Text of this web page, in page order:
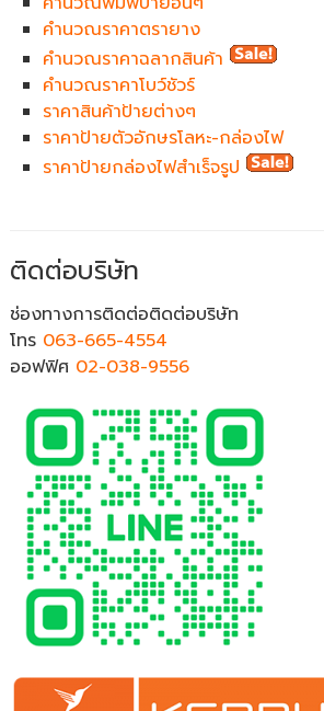
คำนวณราคาตรายาง
คำนวณราคาฉลากสินค้า
คำนวณราคาโบว์ชัวร์
ราคาสินค้าป้ายต่างๆ
ราคาป้ายตัวอักษรโลหะ-กล่องไฟ
ราคาป้ายกล่องไฟสำเร็จรูป
ติดต่อบริษัท
ช่องทางการติดต่อติดต่อบริษัท
โทร 063-665-4554
ออฟฟิศ 02-038-9556